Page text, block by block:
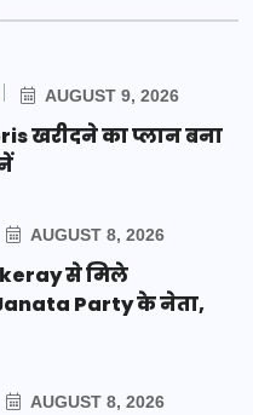
AUGUST 9, 2026
खरीदने का प्लान बना
AUGUST 8, 2026
से मिले
Party के नेता,
AUGUST 8, 2026